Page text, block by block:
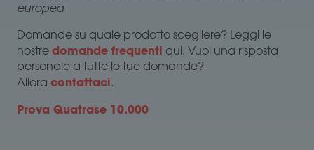
europea
Domande su quale prodotto scegliere? Leggi le
nostre domande frequenti qui. Vuoi una risposta
personale a tutte le tue domande?
Allora contattaci.
Prova Quatrase 10.000